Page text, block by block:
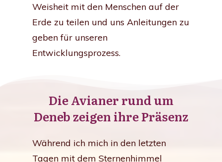
Weisheit mit den Menschen auf der
Erde zu teilen und uns Anleitungen zu
geben für unseren
Entwicklungsprozess.
Die Avianer rund um
Deneb zeigen ihre Präsenz
Während ich mich in den letzten
Tagen mit dem Sternenhimmel